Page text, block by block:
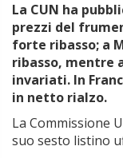
La CUN ha
prezzi del
forte ribasso; a
ribasso, mentre
invariati. In
in netto rialzo.
La Commissione
suo sesto listino